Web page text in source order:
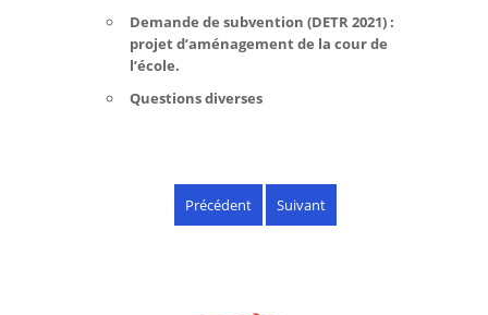
Demande de subvention (DETR 2021) :
projet d’aménagement de la cour de
l’école.
Questions diverses
Précédent Suivant